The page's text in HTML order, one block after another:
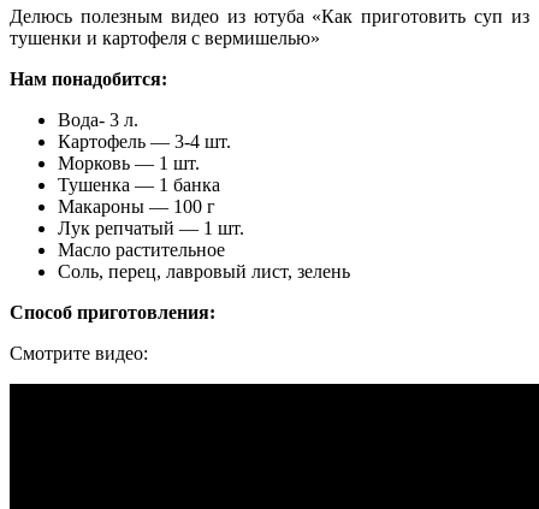
Делюсь полезным видео из ютуба «Как приготовить суп из
тушенки и картофеля с вермишелью»
Нам понадобится:
Вода- 3 л.
Картофель — 3-4 шт.
Морковь — 1 шт.
Тушенка — 1 банка
Макароны — 100 г
Лук репчатый — 1 шт.
Масло растительное
Соль, перец, лавровый лист, зелень
Способ приготовления:
Смотрите видео: